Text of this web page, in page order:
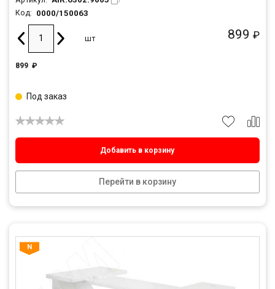
Код: 0000/150063
899 ₽
шт
899 ₽
Добавить в корзину
Перейти в корзину
Под заказ